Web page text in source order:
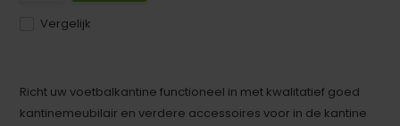
Vergelijk
Richt uw voetbalkantine functioneel in met kwalitatief goed
kantinemeubilair en verdere accessoires voor in de kantine